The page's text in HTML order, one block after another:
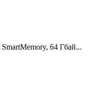
64 Гбай...